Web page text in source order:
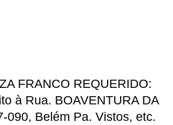
FRANCO REQUERIDO:
à Rua. BOAVENTURA DA
090, Belém Pa. Vistos, etc.